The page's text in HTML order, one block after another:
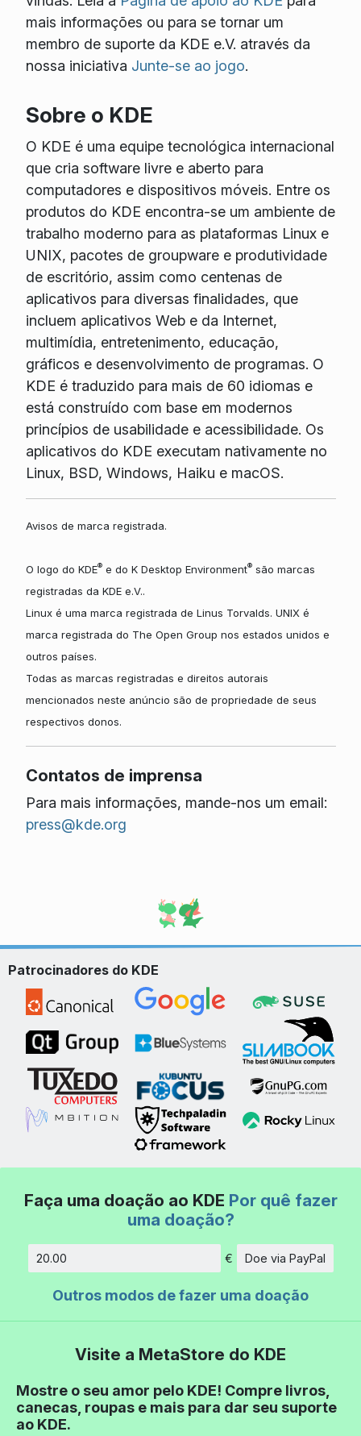
mais informações ou para se tornar um
membro de suporte da KDE e.V. através da
nossa iniciativa Junte-se ao jogo.
Sobre o KDE
O KDE é uma equipe tecnológica internacional
que cria software livre e aberto para
computadores e dispositivos móveis. Entre os
produtos do KDE encontra-se um ambiente de
trabalho moderno para as plataformas Linux e
UNIX, pacotes de groupware e produtividade
de escritório, assim como centenas de
aplicativos para diversas finalidades, que
incluem aplicativos Web e da Internet,
multimídia, entretenimento, educação,
gráficos e desenvolvimento de programas. O
KDE é traduzido para mais de 60 idiomas e
está construído com base em modernos
princípios de usabilidade e acessibilidade. Os
aplicativos do KDE executam nativamente no
Linux, BSD, Windows, Haiku e macOS.
Avisos de marca registrada.
O logo do KDE®e do K Desktop Environment®são marcas
registradas da KDE e.V..
Linux é uma marca registrada de Linus Torvalds. UNIX é
marca registrada do The Open Group nos estados unidos e
outros países.
Todas as marcas registradas e direitos autorais
mencionados neste anúncio são de propriedade de seus
respectivos donos.
Contatos de imprensa
Para mais informações, mande-nos um email:
press@kde.org
Patrocinadores do KDE
Faça uma doação ao KDE Por quê fazer
uma doação?
Quantidade
€ Doe via PayPal
Outros modos de fazer uma doação
Visite a MetaStore do KDE
Mostre o seu amor pelo KDE! Compre livros,
canecas, roupas e mais para dar seu suporte
ao KDE.